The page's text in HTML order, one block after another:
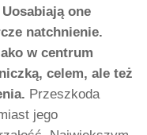
one
natchnienie.
w centrum
celem, ale też
Przeszkoda
jego